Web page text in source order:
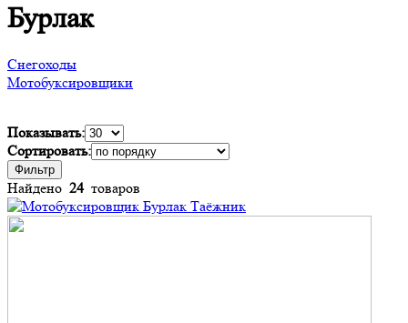
Бурлак
Снегоходы
Мотобуксировщики
Показывать:
Сортировать:
Фильтр
Найдено 24 товаров